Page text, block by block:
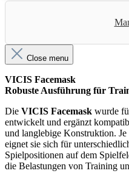
Close menu
VICIS Facemask
Robuste Ausführung für
Die VICIS Facemask wurde
entwickelt und ergänzt
und langlebige Konstruktion.
eignet sie sich für
Spielpositionen auf dem
die Belastungen von Training